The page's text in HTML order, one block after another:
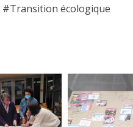
#Transition écologique